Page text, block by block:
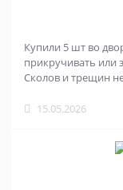
Купили 5 шт во
прикручивать или
Сколов и трещин
15.05.2026